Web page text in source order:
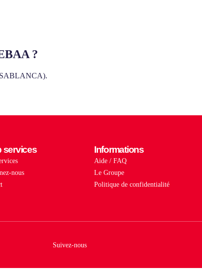
?
services
nous
Informations
Aide / FAQ
Le Groupe
Politique de confidentialité
Suivez-nous